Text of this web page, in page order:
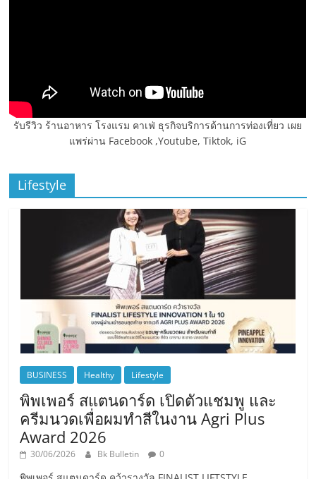
รับรีวิว ร้านอาหาร โรงแรม คาเฟ่ ธุรกิจบริการด้านการท่องเที่ยว เผย
แพร่ผ่าน Facebook ,Youtube, Tiktok, iG
Lifestyle
BUSINESS Healthy Lifestyle
พิพเพอร์ สแตนดาร์ด เปิดตัวแชมพู และ
ครีมนวดเพื่อผมทำสีในงาน Agri Plus
Award 2026
30/06/2026 Bk Bulletin 0